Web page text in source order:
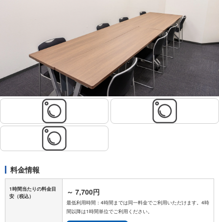
料金情報
1時間当たりの料金目
安 （税込） ～ 7,700円
最低利用時間：4時間までは同一料金でご利用いただけます。4時
間以降は1時間単位でご利用ください。